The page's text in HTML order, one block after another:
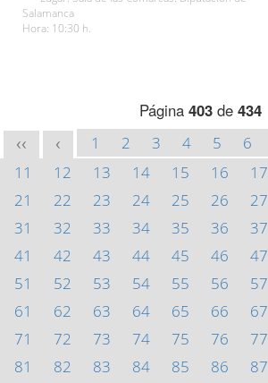
Salamanca
Hora: 10:30 h.
Página 403de 434
<< < 1 2 3 4 5 6
11
12 13 14 15 16 17
21
22 23 24 25 26 27
31
32 33 34 35 36 37
41
42 43 44 45 46 47
51
52 53 54 55 56 57
61
62 63 64 65 66 67
71
72 73 74 75 76 77
81
82 83 84 85 86 87